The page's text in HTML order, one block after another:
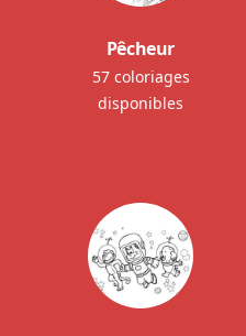
Pêcheur
57 coloriages
disponibles